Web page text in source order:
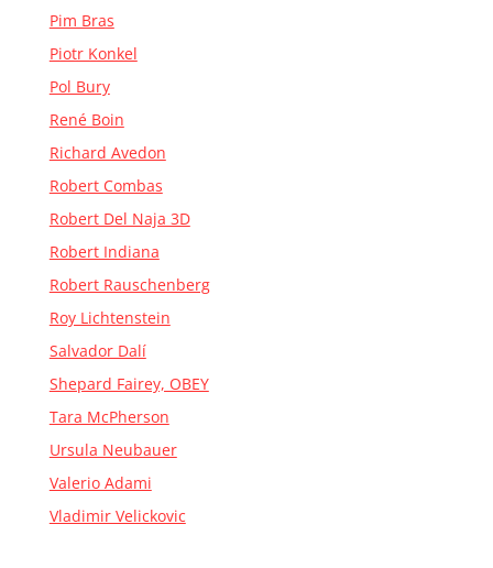
Pim Bras
Piotr Konkel
Pol Bury
René Boin
Richard Avedon
Robert Combas
Robert Del Naja 3D
Robert Indiana
Robert Rauschenberg
Roy Lichtenstein
Salvador Dalí
Shepard Fairey, OBEY
Tara McPherson
Ursula Neubauer
Valerio Adami
Vladimir Velickovic